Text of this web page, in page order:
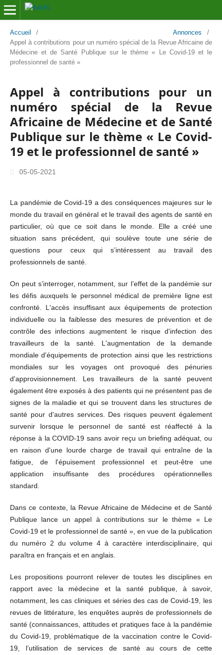
Accueil / Annonces
/
Appel à contributions pour un numéro spécial de la Revue Africaine de
Médecine et de Santé Publique sur le thème « Le Covid-19 et le
professionnel de santé »
Appel à contributions pour un
numéro spécial de la Revue
Africaine de Médecine et de Santé
Publique sur le thème « Le Covid-
19 et le professionnel de santé »
05-05-2021
La pandémie de Covid-19 a des conséquences majeures sur le
monde du travail en général et le travail des agents de santé en
particulier, où que ce soit dans le monde. Elle a créé une
situation sans précédent, qui soulève toute une série de
questions pour ceux qui s’intéressent au travail des
professionnels de santé.
On peut s’interroger, notamment, sur l’effet de la pandémie sur
les défis auxquels le personnel médical de première ligne est
confronté. L'accès insuffisant aux équipements de protection
individuelle ou la faiblesse des mesures de prévention et de
contrôle des infections augmentent le risque d'infection des
travailleurs de la santé. L'augmentation de la demande
mondiale d'équipements de protection ainsi que les restrictions
mondiales sur les voyages ont provoqué des pénuries
d'approvisionnement. Les travailleurs de la santé peuvent
également être exposés à des patients qui ne présentent pas de
signes de la maladie et qui se trouvent dans les structures de
santé pour d'autres services. Des risques peuvent également
survenir lorsque le personnel de santé est réaffecté à la
réponse à la COVID-19 sans avoir reçu un briefing adéquat, ou
en raison d'une lourde charge de travail qui entraîne de la
fatigue, de l'épuisement professionnel et peut-être une
application insuffisante des procédures opérationnelles
standard.
Dans ce contexte, la Revue Africaine de Médecine et de Santé
Publique lance un appel à contributions sur le thème « Le
Covid-19 et le professionnel de santé », en vue de la publication
du numéro 2 du volume 4 à caractère interdisciplinaire, qui
paraîtra en français et en anglais.
Les propositions pourront relever de toutes les disciplines en
rapport avec la médecine et la santé publique, à savoir,
notamment, les cas cliniques et séries des cas de Covid-19, les
revues de littérature, les enquêtes auprès de professionnels de
santé (connaissances, attitudes et pratiques face à la pandémie
du Covid-19, problématique de la vaccination contre le Covid-
19, l’utilisation de services de santé au cours de cette